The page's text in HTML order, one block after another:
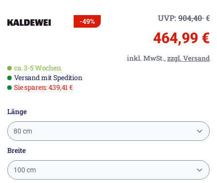
-49% UVP: 904,40€
464,99 €
inkl. MwSt.,zzgl. Versand
ca. 3-5 Wochen
Versand mit Spedition
Sie sparen: 439,41 €
Länge
80 cm
Breite
100 cm